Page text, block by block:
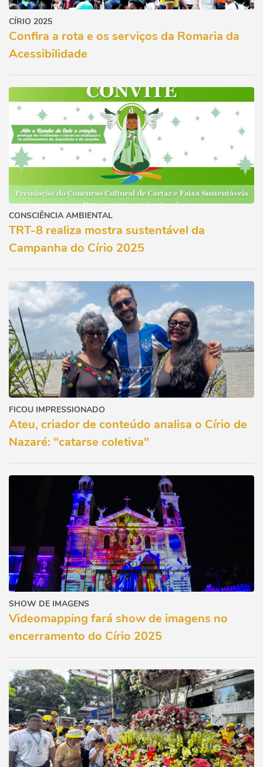
CÍRIO 2025
Confira a rota e os serviços da Romaria da
Acessibilidade
CONSCIÊNCIA AMBIENTAL
TRT-8 realiza mostra sustentável da
Campanha do Círio 2025
FICOU IMPRESSIONADO
Ateu, criador de conteúdo analisa o Círio de
Nazaré: "catarse coletiva"
SHOW DE IMAGENS
Videomapping fará show de imagens no
encerramento do Círio 2025